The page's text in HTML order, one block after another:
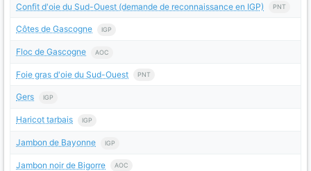
Confit d'oie du Sud-Ouest (demande de reconnaissance en IGP) PNT
Côtes de Gascogne IGP
Floc de Gascogne AOC
Foie gras d'oie du Sud-Ouest PNT
Gers IGP
Haricot tarbais IGP
Jambon de Bayonne IGP
Jambon noir de Bigorre AOC